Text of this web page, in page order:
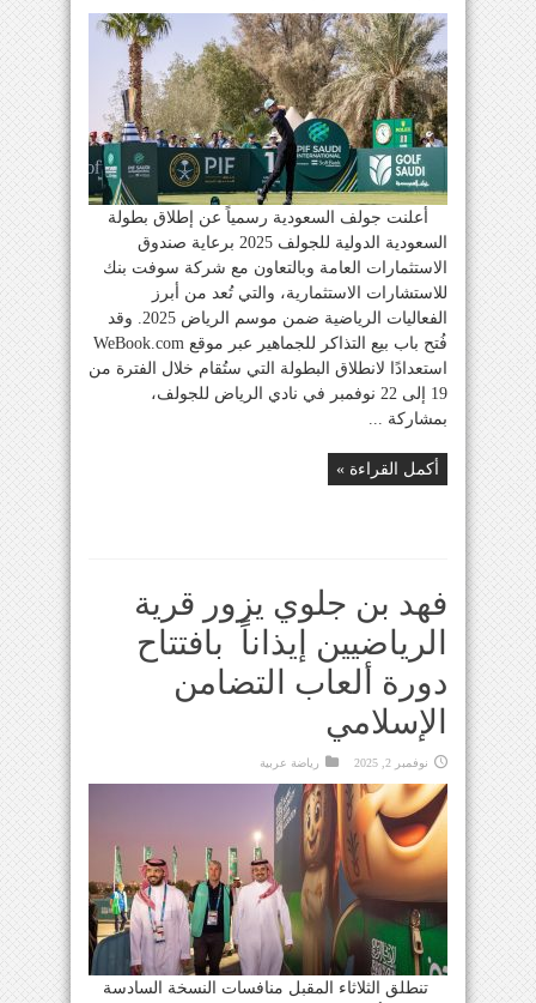
أعلنت جولف السعودية رسمياً عن إطلاق بطولة
السعودية الدولية للجولف 2025 برعاية صندوق
الاستثمارات العامة وبالتعاون مع شركة سوفت بنك
للاستشارات الاستثمارية، والتي تُعد من أبرز
الفعاليات الرياضية ضمن موسم الرياض 2025. وقد
فُتح باب بيع التذاكر للجماهير عبر موقع WeBook.com
استعدادًا لانطلاق البطولة التي ستُقام خلال الفترة من
19 إلى 22 نوفمبر في نادي الرياض للجولف،
بمشاركة ...
أكمل القراءة »
فهد بن جلوي يزور قرية
الرياضيين إيذاناً بافتتاح
دورة ألعاب التضامن
الإسلامي
نوفمبر 2, 2025 رياضة عربية
تنطلق الثلاثاء المقبل منافسات النسخة السادسة